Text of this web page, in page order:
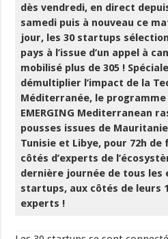
dès vendredi, en direct
samedi puis à nouveau ce
jour, les 30 startups
pays à l’issue d’un appel à
mobilisé plus de 305 !
démultiplier l’impact de la
Méditerranée, le programme
EMERGING Mediterranean
pousses issues de
Tunisie et Libye, pour 72h
côtés d’experts de
dernière journée de tous les
startups, aux côtés de leurs
experts !